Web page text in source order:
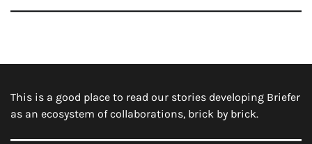
This is a good place to read our stories developing Briefer
as an ecosystem of collaborations, brick by brick.